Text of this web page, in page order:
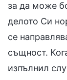
за да може
делото Си
се
същност.
изпълнил